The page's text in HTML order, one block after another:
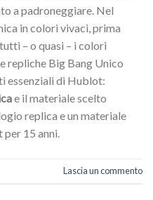
a padroneggiare. Nel
in colori vivaci, prima
– o quasi – i colori
repliche Big Bang Unico
essenziali di Hublot:
e il materiale scelto
replica e un materiale
15 anni.
Lascia un commento